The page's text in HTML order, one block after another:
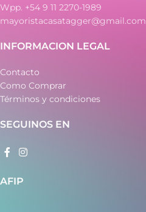
Wpp. +54 9 11 2270-1989
mayoristacasatagger@gmail.com
INFORMACION LEGAL
Contacto
Como Comprar
Términos y condiciones
SEGUINOS EN
AFIP